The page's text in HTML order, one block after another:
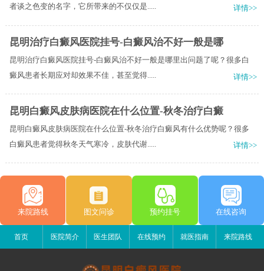
者谈之色变的名字，它所带来的不仅仅是.....
详情>>
昆明治疗白癜风医院挂号-白癜风治不好一般是哪
昆明治疗白癜风医院挂号-白癜风治不好一般是哪里出问题了呢？很多白
癜风患者长期应对却效果不佳，甚至觉得.....
详情>>
昆明白癜风皮肤病医院在什么位置-秋冬治疗白癜
昆明白癜风皮肤病医院在什么位置-秋冬治疗白癜风有什么优势呢？很多
白癜风患者觉得秋冬天气寒冷，皮肤代谢.....
详情>>
来院路线 图文问诊 预约挂号 在线咨询
首页 医院简介 医生团队 在线预约 就医指南 来院路线